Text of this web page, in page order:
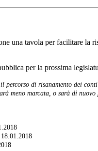
una tavola per facilitare
per la prossima
di risanamento dei
meno marcata, o sarà di